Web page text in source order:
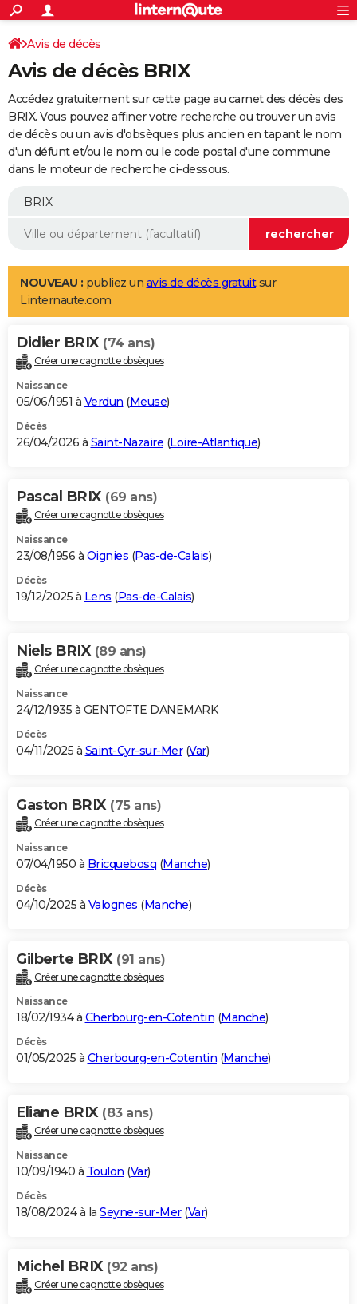
ACTUALITÉS
Politique
Société
Faits Divers
Education
Monde
Villes
+
SPORT
Coupe du monde 2026
Football
Tennis
Cyclisme
Rugby
Forum
Programme TV
TNT
Streaming
Cinéma
Sorties cinéma
Musique
+
FINANCE
Retraite
Impôts
Epargne
Immobilier
Risques naturels par ville
Banque
Assurance
Crédit
AUTO
Essais
Réserver un essai
Citadines
Berlines
SUV
Forum auto
+
Mobiles
Meilleur smartphone
Internet
Ordinateurs
Jeux vidéo
Guide high-tech
Aménagement intérieur
LIFESTYLE
Art de vivre
Bien-être
Loisirs
Mode
Modes de vie
Alimentation
Guide de la santé
Maladies
Médicaments
Sommeil
VOYAGE
Destinations
City break
Voyage nature
Voyage de noces
Forum
Climat
+PHOTO
GUIDES D'ACHAT
BONS PLANS
Carte de Noël
Carte Bonne année
Carte Saint-Valentin
Carte Pâques
Carte d'anniversaire
DICTIONNAIRE
Dictionnaire
Biographies
Citations
Expressions
Proverbes
PROGRAMME TV
S'inscrire
Se connecter
Lycées
Collèges
Primaires
Universités
Entreprises
Service militaire
Avis de recherche
AVIS DE DÉCÈS
Bricolage
Lifestyle
Culture
Sport
Auto
Television
Voyage
Cinema
Avis de décès
Avis de décès BRIX
Accédez gratuitement sur cette page au carnet des décès des
BRIX. Vous pouvez affiner votre recherche ou trouver un avis
de décès ou un avis d'obsèques plus ancien en tapant le nom
d'un défunt et/ou le nom ou le code postal d'une commune
dans le moteur de recherche ci-dessous.
NOUVEAU : publiez un avis de décès gratuitsur
Linternaute.com
Didier BRIX (74 ans)
Créer une cagnotte obsèques
Naissance
05/06/1951 à Verdun (Meuse)
Décès
26/04/2026 à Saint-Nazaire (Loire-Atlantique)
Pascal BRIX (69 ans)
Créer une cagnotte obsèques
Naissance
23/08/1956 à Oignies (Pas-de-Calais)
Décès
19/12/2025 à Lens (Pas-de-Calais)
Niels BRIX (89 ans)
Créer une cagnotte obsèques
Naissance
24/12/1935 à GENTOFTE DANEMARK
Décès
04/11/2025 à Saint-Cyr-sur-Mer(Var)
Gaston BRIX (75 ans)
Créer une cagnotte obsèques
Naissance
07/04/1950 à Bricquebosq (Manche)
Décès
04/10/2025 à Valognes (Manche)
Gilberte BRIX (91 ans)
Créer une cagnotte obsèques
Naissance
18/02/1934 à Cherbourg-en-Cotentin (Manche)
Décès
01/05/2025 à Cherbourg-en-Cotentin (Manche)
Eliane BRIX (83 ans)
Créer une cagnotte obsèques
Naissance
10/09/1940 à Toulon (Var)
Décès
18/08/2024 à la Seyne-sur-Mer(Var)
Michel BRIX (92 ans)
Créer une cagnotte obsèques